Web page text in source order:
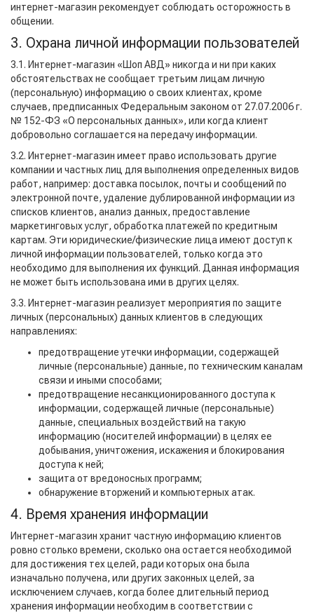
интернет-магазин рекомендует соблюдать осторожность в
общении.
3. Охрана личной информации пользователей
3.1. Интернет-магазин «Шоп АВД» никогда и ни при каких
обстоятельствах не сообщает третьим лицам личную
(персональную) информацию о своих клиентах, кроме
случаев, предписанных Федеральным законом от 27.07.2006 г.
№ 152-ФЗ «О персональных данных», или когда клиент
добровольно соглашается на передачу информации.
3.2. Интернет-магазин имеет право использовать другие
компании и частных лиц для выполнения определенных видов
работ, например: доставка посылок, почты и сообщений по
электронной почте, удаление дублированной информации из
списков клиентов, анализ данных, предоставление
маркетинговых услуг, обработка платежей по кредитным
картам. Эти юридические/физические лица имеют доступ к
личной информации пользователей, только когда это
необходимо для выполнения их функций. Данная информация
не может быть использована ими в других целях.
3.3. Интернет-магазин реализует мероприятия по защите
личных (персональных) данных клиентов в следующих
направлениях:
предотвращение утечки информации, содержащей
личные (персональные) данные, по техническим каналам
связи и иными способами;
предотвращение несанкционированного доступа к
информации, содержащей личные (персональные)
данные, специальных воздействий на такую
информацию (носителей информации) в целях ее
добывания, уничтожения, искажения и блокирования
доступа к ней;
защита от вредоносных программ;
обнаружение вторжений и компьютерных атак.
4. Время хранения информации
Интернет-магазин хранит частную информацию клиентов
ровно столько времени, сколько она остается необходимой
для достижения тех целей, ради которых она была
изначально получена, или других законных целей, за
исключением случаев, когда более длительный период
хранения информации необходим в соответствии с